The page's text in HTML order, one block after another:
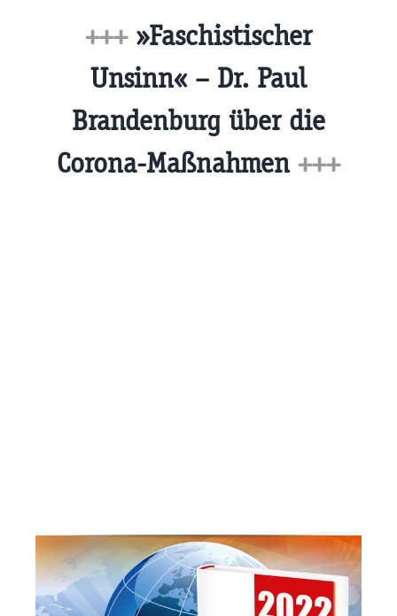
+++»Faschistischer
Unsinn« – Dr. Paul
Brandenburg über die
Corona-Maßnahmen +++